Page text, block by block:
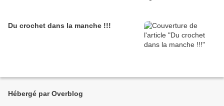
Du crochet dans la manche !!!
Hébergé par Overblog